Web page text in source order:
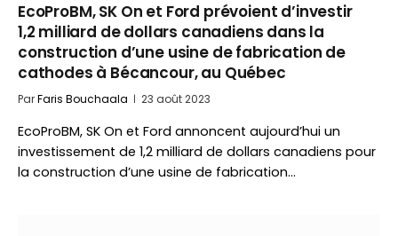
EcoProBM, SK On et Ford prévoient d’investir
1,2 milliard de dollars canadiens dans la
construction d’une usine de fabrication de
cathodes à Bécancour, au Québec
ParFaris Bouchaala 23 août 2023
EcoProBM, SK On et Ford annoncent aujourd’hui un
investissement de 1,2 milliard de dollars canadiens pour
la construction d’une usine de fabrication…